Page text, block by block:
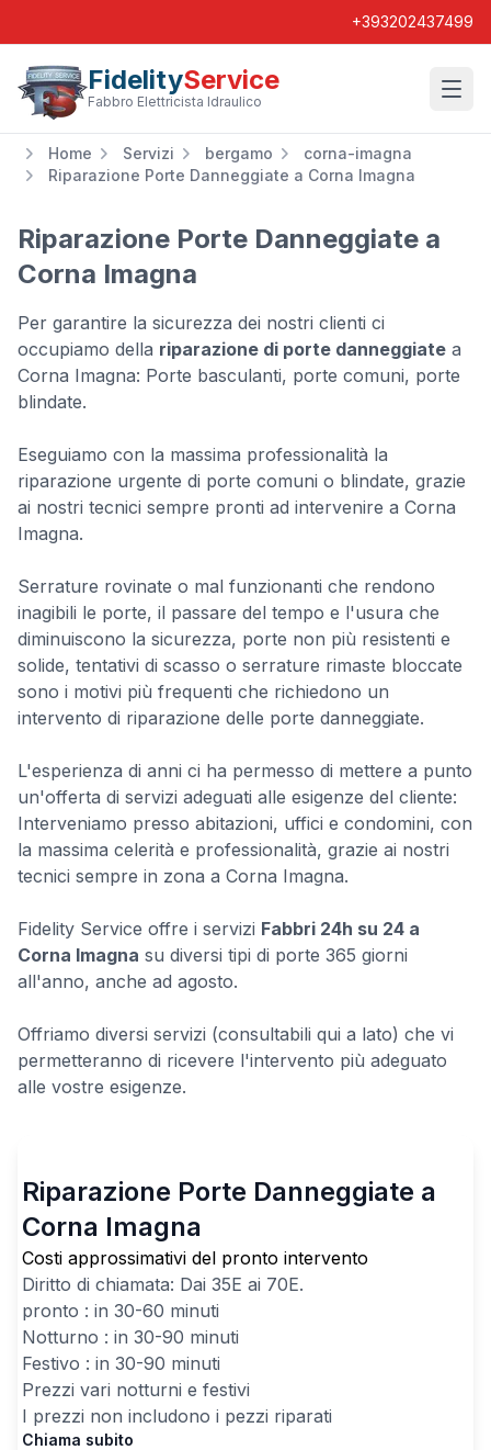
+393202437499
FidelityService
Fabbro Elettricista Idraulico
Home Servizi bergamo
corna-imagna
Riparazione Porte Danneggiate a Corna Imagna
Riparazione Porte Danneggiate a
Corna Imagna
Per garantire la sicurezza dei nostri clienti ci
occupiamo della riparazione di porte danneggiate a
Corna Imagna: Porte basculanti, porte comuni, porte
blindate.
Eseguiamo con la massima professionalità la
riparazione urgente di porte comuni o blindate, grazie
ai nostri tecnici sempre pronti ad intervenire a Corna
Imagna.
Serrature rovinate o mal funzionanti che rendono
inagibili le porte, il passare del tempo e l'usura che
diminuiscono la sicurezza, porte non più resistenti e
solide, tentativi di scasso o serrature rimaste bloccate
sono i motivi più frequenti che richiedono un
intervento di riparazione delle porte danneggiate.
L'esperienza di anni ci ha permesso di mettere a punto
un'offerta di servizi adeguati alle esigenze del cliente:
Interveniamo presso abitazioni, uffici e condomini, con
la massima celerità e professionalità, grazie ai nostri
tecnici sempre in zona a Corna Imagna.
Fidelity Service offre i servizi Fabbri 24h su 24 a
Corna Imagna su diversi tipi di porte 365 giorni
all'anno, anche ad agosto.
Offriamo diversi servizi (consultabili qui a lato) che vi
permetteranno di ricevere l'intervento più adeguato
alle vostre esigenze.
Riparazione Porte Danneggiate a
Corna Imagna
Costi approssimativi del pronto intervento
Diritto di chiamata: Dai 35E ai 70E.
pronto : in 30-60 minuti
Notturno : in 30-90 minuti
Festivo : in 30-90 minuti
Prezzi vari notturni e festivi
I prezzi non includono i pezzi riparati
Chiama subito